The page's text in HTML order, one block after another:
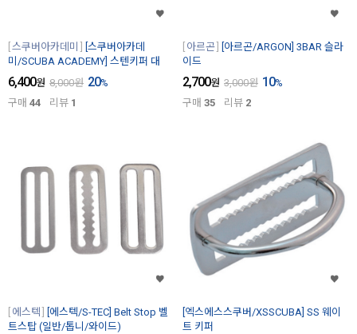
스쿠버아카데미
[스쿠버아카데
미/SCUBA ACADEMY] 스텐키퍼 대
6,400원 8,000원 20%
구매 44 리뷰 1
아르곤
[아르곤/ARGON] 3BAR 슬라
이드
2,700원 3,000원 10%
구매 35 리뷰 2
에스텍
[에스텍/S-TEC] Belt Stop 벨
트스탑 (일반/톱니/와이드)
[엑스에스스쿠버/XSSCUBA] SS 웨이
트 키퍼